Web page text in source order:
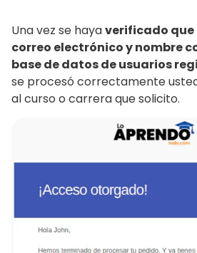
Una vez se hayaverificado que
correo electrónico y nombre
base de datos de usuarios
se procesó correctamente
al curso o carrera que solicito.